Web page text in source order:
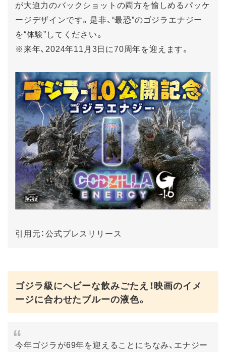
が大迫力のバックショットの両方を愉しめるパッケ
ージデザインです。是非、“最恐”のゴジラエナジー
を“体験”してください。
※来年、2024年11月3日に70周年を迎えます。
引用元：公式プレスリリース
ゴジラ級にヘビーな飲みごたえ！映画のイメ
ージに合わせたブルーの液色。
今年ゴジラが69年を迎えることにちなみ、エナジー